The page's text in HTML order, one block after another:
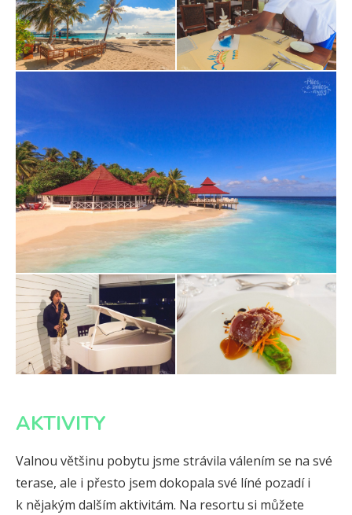
AKTIVITY
Valnou většinu pobytu jsme strávila válením se na své
terase, ale i přesto jsem dokopala své líné pozadí i
k nějakým dalším aktivitám. Na resortu si můžete